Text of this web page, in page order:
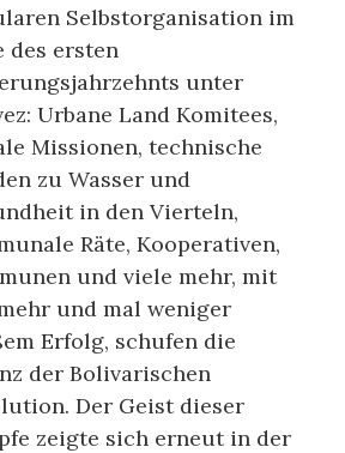
Selbstorganisation im
des ersten
unter
Urbane Land Komitees,
Missionen, technische
zu Wasser und
in den Vierteln,
Räte, Kooperativen,
und viele mehr, mit
und mal weniger
Erfolg, schufen die
der Bolivarischen
Der Geist dieser
zeigte sich erneut in der